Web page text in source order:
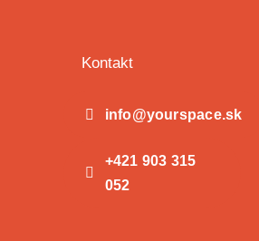
Kontakt
info@yourspace.sk
+421 903 315
052